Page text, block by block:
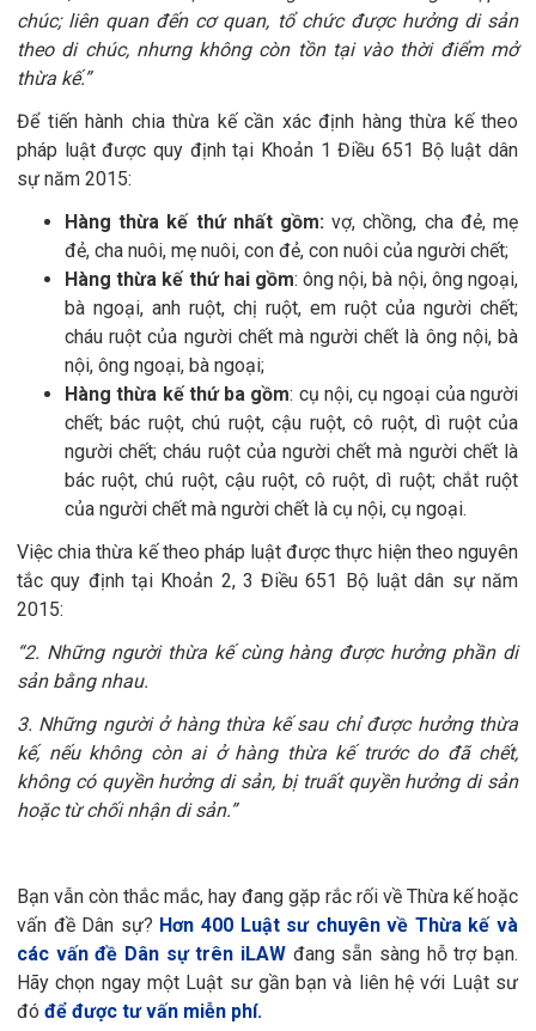
chúc; liên quan đến cơ quan, tổ chức được hưởng di sản
theo di chúc, nhưng không còn tồn tại vào thời điểm mở
thừa kế.”
Để tiến hành chia thừa kế cần xác định hàng thừa kế theo
pháp luật được quy định tại Khoản 1 Điều 651 Bộ luật dân
sự năm 2015:
Hàng thừa kế thứ nhất gồm: vợ, chồng, cha đẻ, mẹ
đẻ, cha nuôi, mẹ nuôi, con đẻ, con nuôi của người chết;
Hàng thừa kế thứ hai gồm: ông nội, bà nội, ông ngoại,
bà ngoại, anh ruột, chị ruột, em ruột của người chết;
cháu ruột của người chết mà người chết là ông nội, bà
nội, ông ngoại, bà ngoại;
Hàng thừa kế thứ ba gồm: cụ nội, cụ ngoại của người
chết; bác ruột, chú ruột, cậu ruột, cô ruột, dì ruột của
người chết; cháu ruột của người chết mà người chết là
bác ruột, chú ruột, cậu ruột, cô ruột, dì ruột; chắt ruột
của người chết mà người chết là cụ nội, cụ ngoại.
Việc chia thừa kế theo pháp luật được thực hiện theo nguyên
tắc quy định tại Khoản 2, 3 Điều 651 Bộ luật dân sự năm
2015:
“2. Những người thừa kế cùng hàng được hưởng phần di
sản bằng nhau.
3. Những người ở hàng thừa kế sau chỉ được hưởng thừa
kế, nếu không còn ai ở hàng thừa kế trước do đã chết,
không có quyền hưởng di sản, bị truất quyền hưởng di sản
hoặc từ chối nhận di sản.”
Bạn vẫn còn thắc mắc, hay đang gặp rắc rối về Thừa kế hoặc
vấn đề Dân sự? Hơn 400 Luật sư chuyên về Thừa kế và
các vấn đề Dân sự trên iLAW đang sẵn sàng hỗ trợ bạn.
Hãy chọn ngay một Luật sư gần bạn và liên hệ với Luật sư
đó để được tư vấn miễn phí.